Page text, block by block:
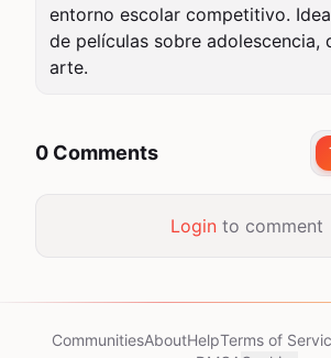
entorno escolar competitivo.
de películas sobre adolescencia,
arte.
0 Comments
Loginto comment
CommunitiesAboutHelpTerms of